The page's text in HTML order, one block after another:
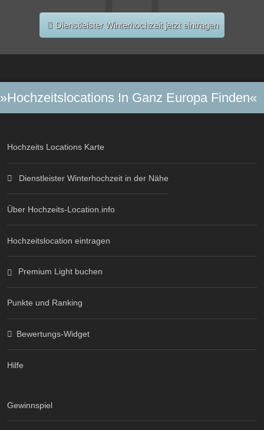
Dienstleister Winterhochzeit jetzt eintragen
»Hochzeitslocations In Ganz Europa Finden«
Hochzeits Locations Karte
Dienstleister Winterhochzeit in der Nähe
Über Hochzeits-Location.info
Hochzeitslocation eintragen
Premium Light buchen
Punkte und Ranking
Bewertungs-Widget
Hilfe
Gewinnspiel